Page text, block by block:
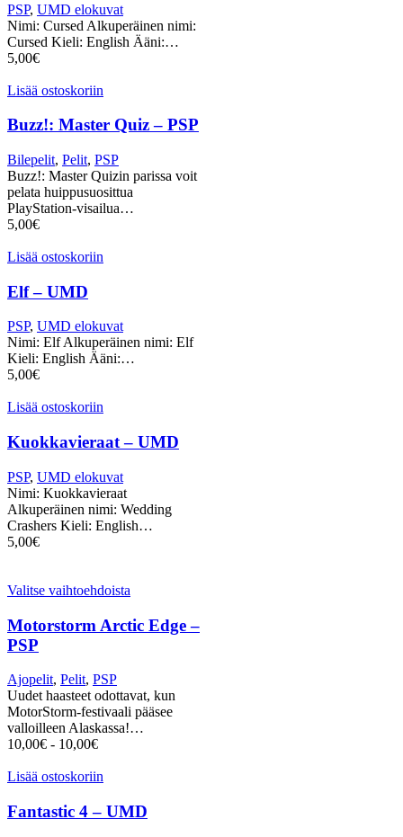
PSP, UMD elokuvat
Nimi: Cursed Alkuperäinen nimi:
Cursed Kieli: English Ääni:…
5,00€
Lisää ostoskoriin
Buzz!: Master Quiz – PSP
Bilepelit, Pelit, PSP
Buzz!: Master Quizin parissa voit
pelata huippusuosittua
PlayStation-visailua…
5,00€
Lisää ostoskoriin
Elf – UMD
PSP, UMD elokuvat
Nimi: Elf Alkuperäinen nimi: Elf
Kieli: English Ääni:…
5,00€
Lisää ostoskoriin
Kuokkavieraat – UMD
PSP, UMD elokuvat
Nimi: Kuokkavieraat
Alkuperäinen nimi: Wedding
Crashers Kieli: English…
5,00€
Valitse vaihtoehdoista
Motorstorm Arctic Edge –
PSP
Ajopelit, Pelit, PSP
Uudet haasteet odottavat, kun
MotorStorm-festivaali pääsee
valloilleen Alaskassa!…
10,00€ - 10,00€
Lisää ostoskoriin
Fantastic 4 – UMD